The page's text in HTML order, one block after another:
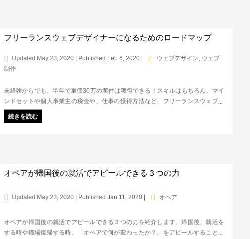
フリーランスウェブデザイナーになるためのロードマップ
Updated May 23, 2020 | Published Feb 6, 2020 ウェブデザイン, ウェブ
制作
未経験からでも、半年で単価30万の案件は獲得できる！スキルはもちろん、マイ
ンドセットや個人事業主の税金や、仕事の獲得方法など、フリーランスウェブデ
ザイナーとして独り立ちするまでの流れをまとめたロードマップです。未経験＆
初心者のためのハウツー記事集！
続きを読む
オペアが帰国後の就活でアピールできる３つの力
Updated May 23, 2020 | Published Jan 11, 2020 | オペア
オペアが帰国後の就活でアピールできる３つの力を紹介します。帰国後、就活を
する時や職場復帰する時、「オペアで何が変わったか？」をアピールすることは